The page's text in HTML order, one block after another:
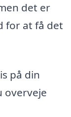
det er
for at få det
på din
overveje